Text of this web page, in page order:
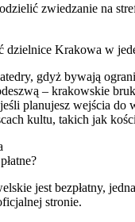
zwiedzanie na
dzielnice Krakowa w
gdyż bywają
– krakowskie
planujesz wejścia do
kultu, takich jak
jest bezpłatny,
stronie.